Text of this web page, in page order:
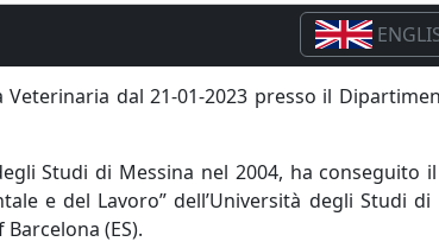
Veterinaria dal 21-01-2023 presso il
Studi di Messina nel 2004, ha conseguito
e del Lavoro” dell’Università degli Studi di
(ES).